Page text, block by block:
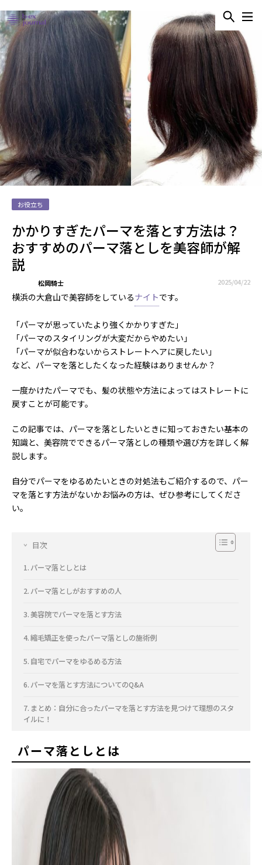
お役立ち
かかりすぎたパーマを落とす方法は？
おすすめのパーマ落としを美容師が解
説
松岡騎士 2025/04/22
横浜の大倉山で美容師をしているナイトです。
「パーマが思っていたより強くかかりすぎた」
「パーマのスタイリングが大変だからやめたい」
「パーマが似合わないからストレートヘアに戻したい」
など、パーマを落としたくなった経験はありませんか？
一度かけたパーマでも、髪の状態や方法によってはストレートに
戻すことが可能です。
この記事では、パーマを落としたいときに知っておきたい基本の
知識と、美容院でできるパーマ落としの種類や選び方を詳しく解
説します。
自分でパーマをゆるめたいときの対処法もご紹介するので、パー
マを落とす方法がないかお悩みの方は、ぜひ参考にしてくださ
い。
目次
パーマ落としとは
パーマ落としがおすすめの人
美容院でパーマを落とす方法
縮毛矯正を使ったパーマ落としの施術例
自宅でパーマをゆるめる方法
パーマを落とす方法についてのQ&A
まとめ：自分に合ったパーマを落とす方法を見つけて理想のスタ
イルに！
パーマ落としとは